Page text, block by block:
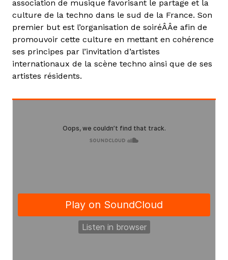
association de musique favorisant le partage et la
culture de la techno dans le sud de la France. Son
premier but est l’organisation de soiréÂÂe afin de
promouvoir cette culture en mettant en cohérence
ses principes par l’invitation d’artistes
internationaux de la scène techno ainsi que de ses
artistes résidents.